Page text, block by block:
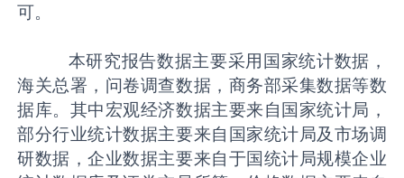
可。
本研究报告数据主要采用国家统计数据，
海关总署，问卷调查数据，商务部采集数据等数
据库。其中宏观经济数据主要来自国家统计局，
部分行业统计数据主要来自国家统计局及市场调
研数据，企业数据主要来自于国统计局规模企业